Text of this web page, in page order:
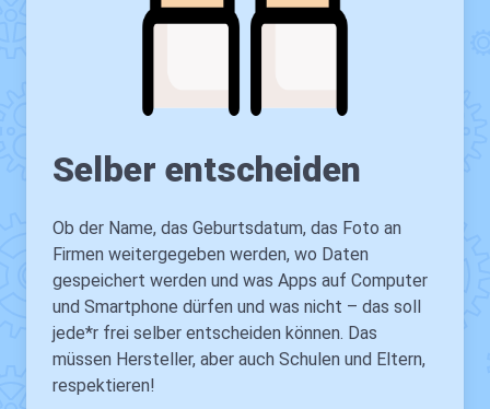
Selber entscheiden
Ob der Name, das Geburtsdatum, das Foto an
Firmen weitergegeben werden, wo Daten
gespeichert werden und was Apps auf Computer
und Smartphone dürfen und was nicht – das soll
jede*r frei selber entscheiden können. Das
müssen Hersteller, aber auch Schulen und Eltern,
respektieren!